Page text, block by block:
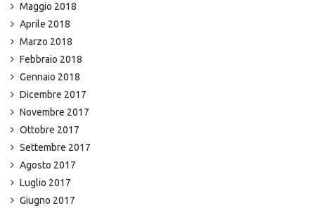
Maggio 2018
Aprile 2018
Marzo 2018
Febbraio 2018
Gennaio 2018
Dicembre 2017
Novembre 2017
Ottobre 2017
Settembre 2017
Agosto 2017
Luglio 2017
Giugno 2017